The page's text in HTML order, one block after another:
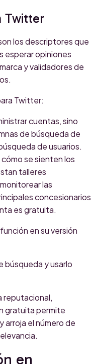
Twitter
los descriptores que
esperar opiniones
y validadores de
Twitter:
cuentas, sino
de búsqueda de
de usuarios.
se sienten los
talleres
las
concesionarios
es gratuita.
en su versión
búsqueda y usarlo
reputacional,
gratuita permite
arroja el número de
en